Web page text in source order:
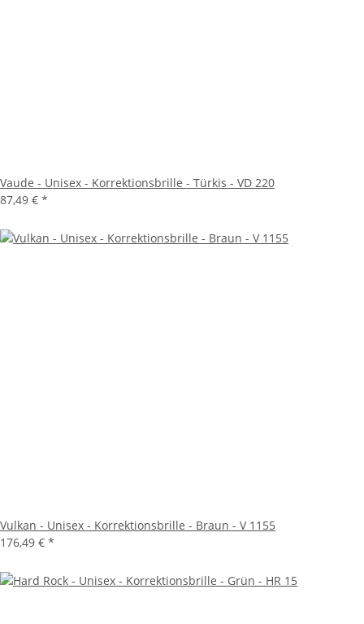
Vaude - Unisex - Korrektionsbrille - Türkis - VD 220
87,49 € *
Vulkan - Unisex - Korrektionsbrille - Braun - V 1155
176,49 € *